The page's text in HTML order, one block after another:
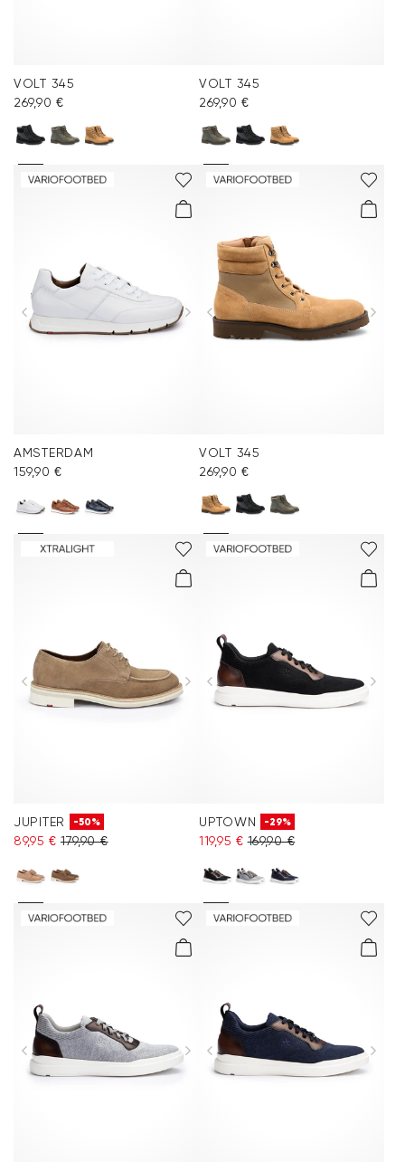
VOLT 345
269,90 €
VOLT 345
269,90 €
AMSTERDAM
159,90 €
VOLT 345
269,90 €
JUPITER -50%
89,95 € 179,90 €
UPTOWN -29%
119,95 € 169,90 €